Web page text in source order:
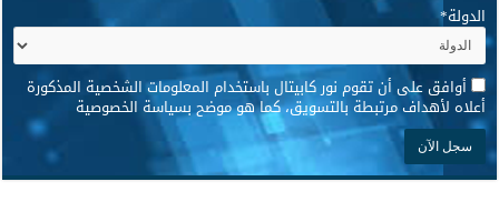
الدولة*
* أوافق على أن تقوم نور كابيتال باستخدام المعلومات الشخصية المذكورة
أعلاه لأهداف مرتبطة بالتسويق، كما هو موضح بسياسة الخصوصية